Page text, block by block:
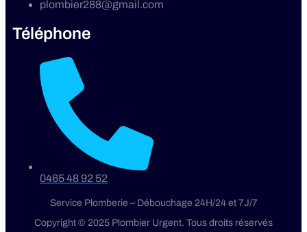
plombier288@gmail.com
Téléphone
0465 48 92 52
Service Plomberie – Débouchage 24H/24 et 7J/7
Copyright © 2025 Plombier Urgent. Tous droits réservés